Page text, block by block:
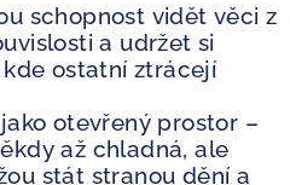
schopnost vidět věci z
a udržet si
ostatní ztrácejí
otevřený prostor –
až chladná, ale
stát stranou dění a